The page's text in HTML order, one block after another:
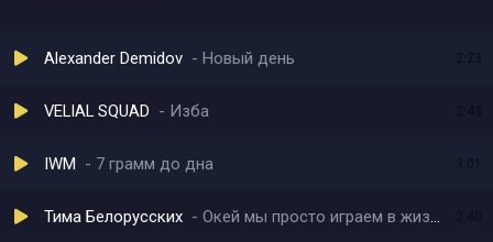
Alexander Demidov Новый день 2:23
VELIAL SQUAD Изба
IWM 7 грамм до дна 3:01
Тима Белорусских Окей мы просто играем в жизнь